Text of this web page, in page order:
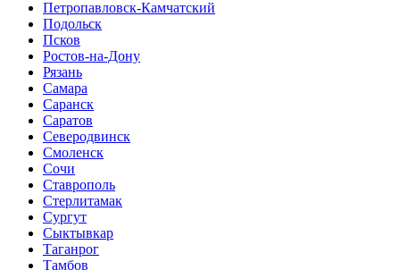
Петропавловск-Камчатский
Подольск
Псков
Ростов-на-Дону
Рязань
Самара
Саранск
Саратов
Северодвинск
Смоленск
Сочи
Ставрополь
Стерлитамак
Сургут
Сыктывкар
Таганрог
Тамбов